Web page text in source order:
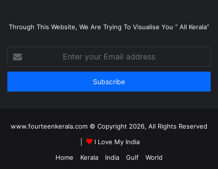
Through This Website, We Are Trying To Visualise You “ All Kerala”
your
Email
www.fourteenkerala.com © Copyright 2026, All Rights Reserved
I Love My India
Home
Kerala India Gulf World